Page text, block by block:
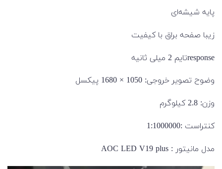
پایه شیشه‌ای
زیبا صفحه براق با کیفیت
responseتایم 2 میلی ثانیه
وضوح تصویر خروجی: 1050 × 1680 پیکسل
وزن: 2.8 کیلوگرم
کنتراست :1:1000000
مدل مانیتور : AOC LED V19 plus